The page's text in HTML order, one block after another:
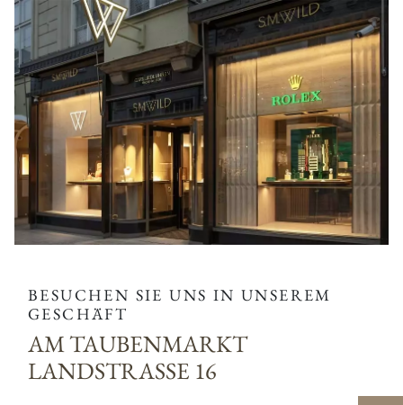
BESUCHEN SIE UNS IN UNSEREM
GESCHÄFT
AM TAUBENMARKT
LANDSTRASSE 16